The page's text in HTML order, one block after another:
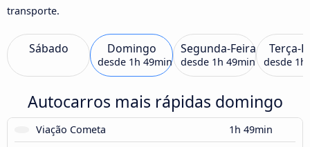
transporte.
Sábado Domingo
desde 1h 49min
Segunda-Feira
desde 1h 49min
Terça-
desde 1h
Autocarros mais rápidas domingo
Viação Cometa 1h 49min